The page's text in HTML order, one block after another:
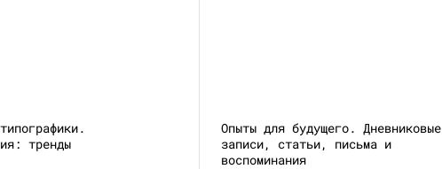
тренды
Опыты для будущего. Дневниковые
записи, статьи, письма и
воспоминания